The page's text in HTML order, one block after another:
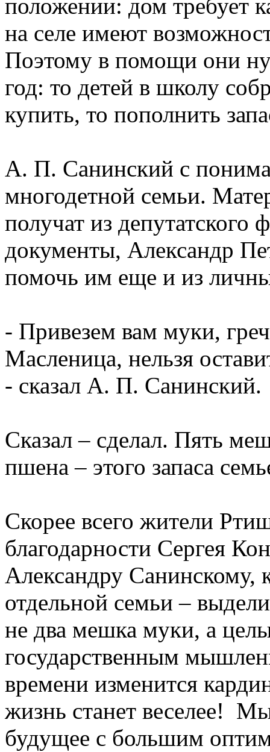
положении: дом требует
на селе имеют
Поэтому в помощи они
год: то детей в школу
купить, то пополнить
А. П. Санинский с
многодетной семьи.
получат из
документы, Александр
помочь им еще и из
- Привезем вам муки,
Масленица, нельзя
- сказал А. П. Санинский.
Сказал – сделал. Пять
пшена – этого запаса
Скорее всего жители
благодарности Сергея
Александру Санинскому,
отдельной семьи –
не два мешка муки, а
государственным
времени изменится
жизнь станет веселее!
будущее с большим